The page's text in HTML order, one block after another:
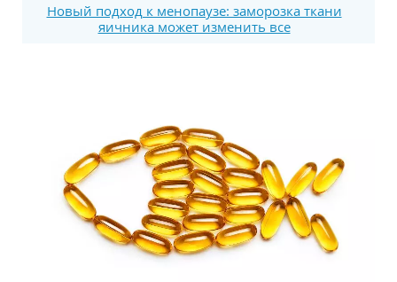
Новый подход к менопаузе: заморозка ткани
яичника может изменить все